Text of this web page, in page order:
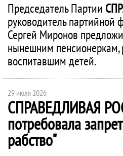
Председатель Партии
руководитель партийной
Сергей Миронов
нынешним
воспитавшим детей.
29 июля 2026
СПРАВЕДЛИВАЯ
потребовала
рабство"